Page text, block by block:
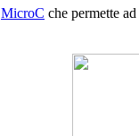
MicroC che permette